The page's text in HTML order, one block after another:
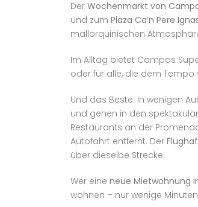
Der Wochenmarkt von
und zum Plaza Ca’n Pere
mallorquinischen
Im Alltag bietet Campos
oder für alle, die dem
Und das Beste: In wenigen
und gehen in den
Restaurants an der
Autofahrt entfernt. Der
über dieselbe Strecke.
Wer eine neue Mietwohnung
wohnen – nur wenige